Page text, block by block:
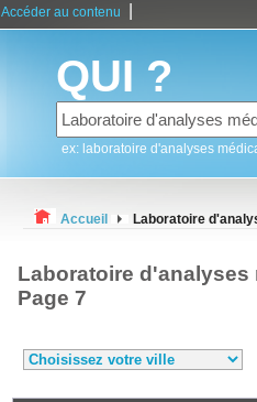
Accéder au contenu
QUI ?
ex: laboratoire d'analyses
Accueil Laboratoire
Laboratoire d'analyses
Page 7